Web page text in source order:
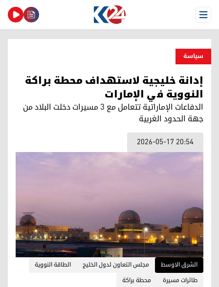
Open Menu
سیاسة
إدانة خليجية لاستهداف محطة براكة
النووية في الإمارات
الدفاعات الإماراتية تتعامل مع 3 مسيرات دخلت البلاد من
جهة الحدود الغربية
2026-05-17 20:54
الشرق الاوسط مجلس التعاون لدول الخليج
الطاقة النووية
طائرات مسيرة
محطة براكة